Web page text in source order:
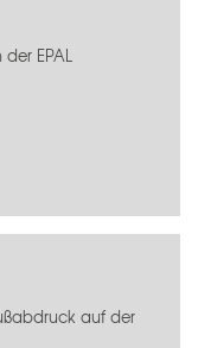
EPAL
auf der